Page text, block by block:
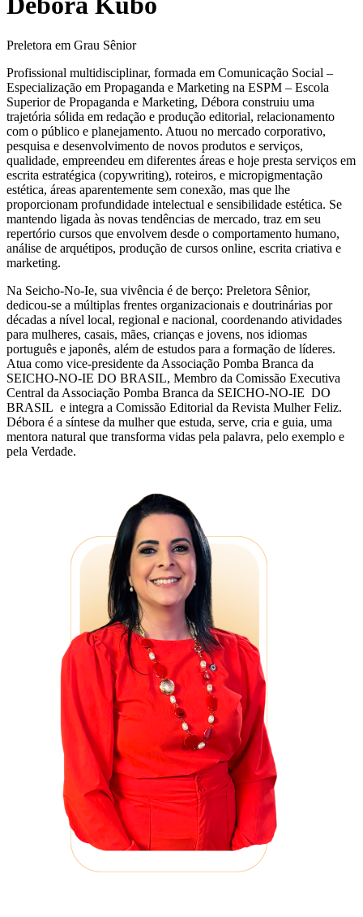
Preletora em Grau Sênior
Profissional multidisciplinar, formada em Comunicação Social –
Especialização em Propaganda e Marketing na ESPM – Escola
Superior de Propaganda e Marketing, Débora construiu uma
trajetória sólida em redação e produção editorial, relacionamento
com o público e planejamento. Atuou no mercado corporativo,
pesquisa e desenvolvimento de novos produtos e serviços,
qualidade, empreendeu em diferentes áreas e hoje presta serviços em
escrita estratégica (copywriting), roteiros, e micropigmentação
estética, áreas aparentemente sem conexão, mas que lhe
proporcionam profundidade intelectual e sensibilidade estética. Se
mantendo ligada às novas tendências de mercado, traz em seu
repertório cursos que envolvem desde o comportamento humano,
análise de arquétipos, produção de cursos online, escrita criativa e
marketing.
Na Seicho-No-Ie, sua vivência é de berço: Preletora Sênior,
dedicou-se a múltiplas frentes organizacionais e doutrinárias por
décadas a nível local, regional e nacional, coordenando atividades
para mulheres, casais, mães, crianças e jovens, nos idiomas
português e japonês, além de estudos para a formação de líderes.
Atua como vice-presidente da Associação Pomba Branca da
SEICHO-NO-IE DO BRASIL, Membro da Comissão Executiva
Central da Associação Pomba Branca da SEICHO-NO-IE DO
BRASIL e integra a Comissão Editorial da Revista Mulher Feliz.
Débora é a síntese da mulher que estuda, serve, cria e guia, uma
mentora natural que transforma vidas pela palavra, pelo exemplo e
pela Verdade.